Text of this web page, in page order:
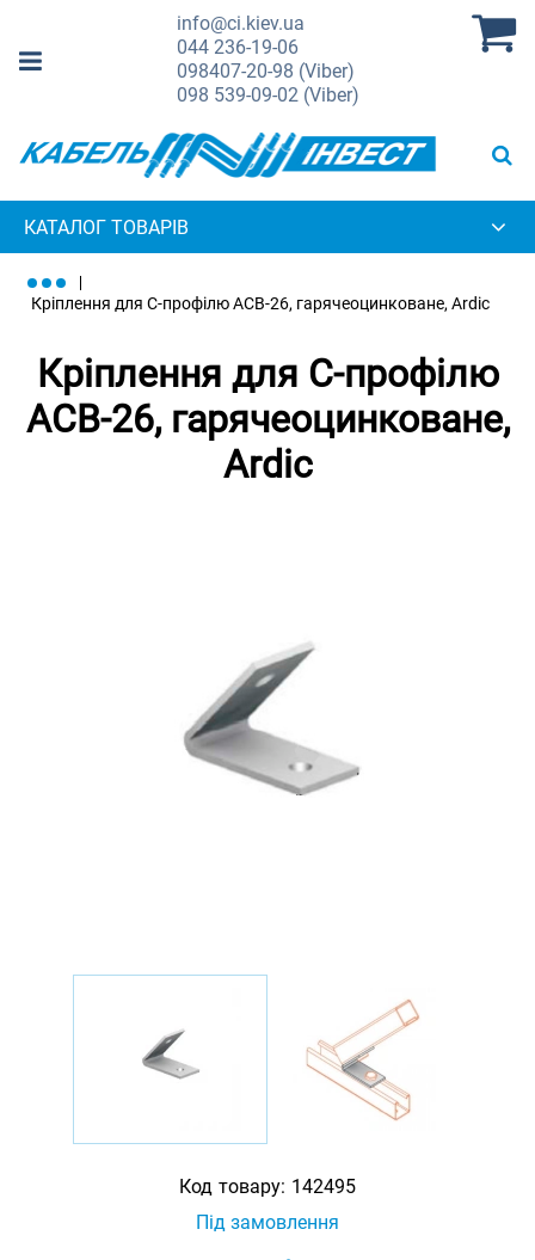
info@ci.kiev.ua
044236-19-06
098407-20-98 (Viber)
098 539-09-02 (Viber)
КАТАЛОГ ТОВАРІВ
Кріплення для С-профілю ACB-26, гарячеоцинковане, Ardic
Кріплення для С-профілю
ACB-26, гарячеоцинковане,
Ardic
Код товару: 142495
Під замовлення